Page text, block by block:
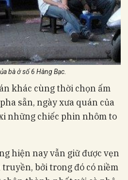
bà ở số 6 Hàng Bạc.
khác cùng thời chọn ấm
sẵn, ngày xưa quán của
những chiếc phin nhôm to
hiện nay vẫn giữ được vẹn
bởi trong đó có niềm